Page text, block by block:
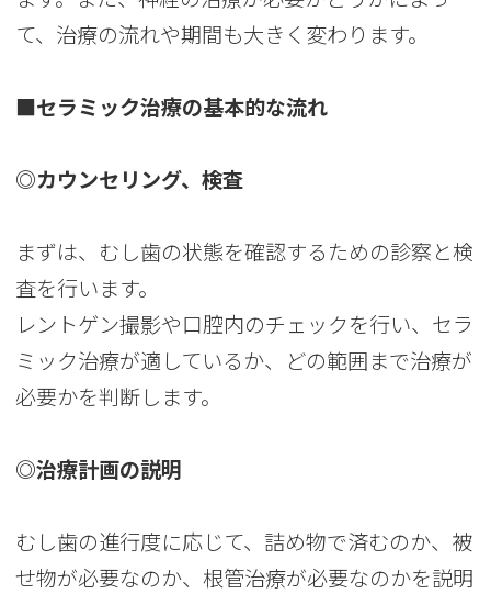
て、治療の流れや期間も大きく変わります。
■セラミック治療の基本的な流れ
◎カウンセリング、検査
まずは、むし歯の状態を確認するための診察と検
査を行います。
レントゲン撮影や口腔内のチェックを行い、セラ
ミック治療が適しているか、どの範囲まで治療が
必要かを判断します。
◎治療計画の説明
むし歯の進行度に応じて、詰め物で済むのか、被
せ物が必要なのか、根管治療が必要なのかを説明